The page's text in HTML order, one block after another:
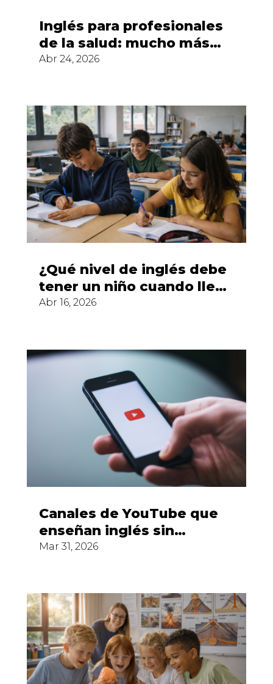
Inglés para profesionales
de la salud: mucho más
que vocabulario técnico
Abr 24, 2026
¿Qué nivel de inglés debe
tener un niño cuando llega
a la ESO?
Abr 16, 2026
Canales de YouTube que
enseñan inglés sin
parecer clase
Mar 31, 2026